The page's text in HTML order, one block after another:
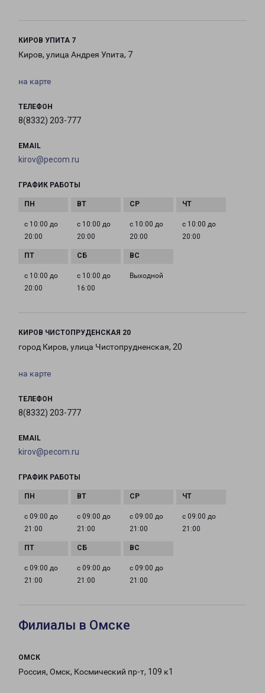
КИРОВ УПИТА 7
Киров, улица Андрея Упита, 7
на карте
ТЕЛЕФОН
8(8332) 203-777
EMAIL
kirov@pecom.ru
ГРАФИК РАБОТЫ
с 10:00 до
20:00
с 10:00 до
20:00
с 10:00 до
20:00
с 10:00 до
20:00
с 10:00 до
20:00
с 10:00 до
16:00
Выходной
КИРОВ ЧИСТОПРУДЕНСКАЯ 20
город Киров, улица Чистопрудненская, 20
на карте
ТЕЛЕФОН
8(8332) 203-777
EMAIL
kirov@pecom.ru
ГРАФИК РАБОТЫ
с 09:00 до
21:00
с 09:00 до
21:00
с 09:00 до
21:00
с 09:00 до
21:00
с 09:00 до
21:00
с 09:00 до
21:00
с 09:00 до
21:00
Филиалы в Омске
ОМСК
Россия, Омск, Космический пр-т, 109 к1